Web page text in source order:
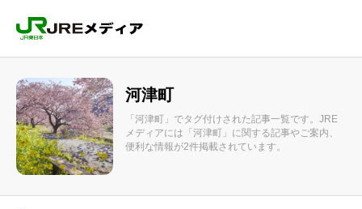
河津町
「河津町」でタグ付けされた記事一覧です。JRE
メディアには「河津町」に関する記事やご案内、
便利な情報が2件掲載されています。